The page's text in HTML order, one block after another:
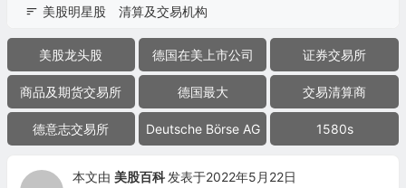
美股明星股 清算及交易机构
美股龙头股 德国在美上市公司 证券交易所
商品及期货交易所 德国最大 交易清算商
德意志交易所 Deutsche Börse AG 1580s
本文由 美股百科 发表于2022年5月22日